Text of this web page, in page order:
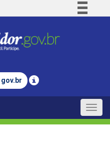
Comunica BR
Legislação
gov.br
Toggle